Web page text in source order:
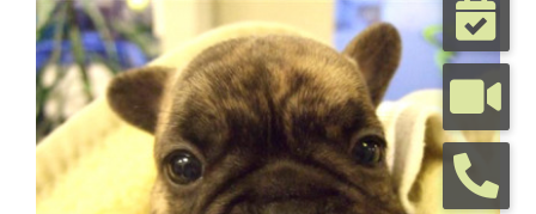
Notfall
Tierarztpraxis
Tierhalterinfos
Zeige
grösseres
Bild